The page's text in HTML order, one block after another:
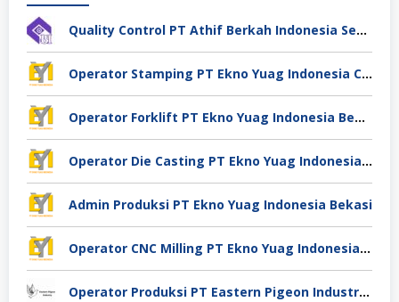
Quality Control PT Athif Berkah Indonesia Semarang
Operator Stamping PT Ekno Yuag Indonesia Cikarang
Operator Forklift PT Ekno Yuag Indonesia Bekasi
Operator Die Casting PT Ekno Yuag Indonesia Bekasi
Admin Produksi PT Ekno Yuag Indonesia Bekasi
Operator CNC Milling PT Ekno Yuag Indonesia Bekasi
Operator Produksi PT Eastern Pigeon Industry Deli Serdang